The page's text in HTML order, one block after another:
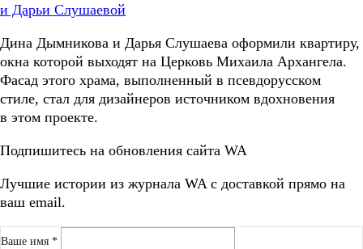
и Дарьи Слушаевой
Дина Дымникова и Дарья Слушаева оформили квартиру,
окна которой выходят на Церковь Михаила Архангела.
Фасад этого храма, выполненный в псевдорусском
стиле, стал для дизайнеров источником вдохновения
в этом проекте.
Подпишитесь на обновления сайта WA
Лучшие истории из журнала WA c доставкой прямо на
ваш email.
Ваше имя *